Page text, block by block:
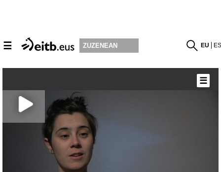
☰ ZUZENEAN EU
☰